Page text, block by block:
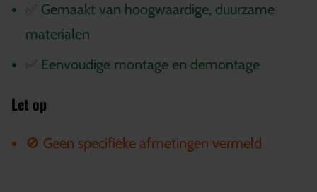
✅ Gemaakt van hoogwaardige, duurzame
materialen
✅ Eenvoudige montage en demontage
Let op
🚫 Geen specifieke afmetingen vermeld